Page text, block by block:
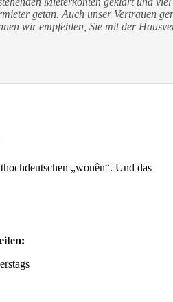
getan. Auch unser Vertrauen
wir empfehlen, Sie mit der
„wonên“. Und das